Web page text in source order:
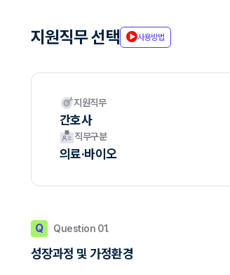
지원직무 선택 사용방법
지원직무
간호사
직무구분
의료·바이오
Q Question 01.
성장과정 및 가정환경